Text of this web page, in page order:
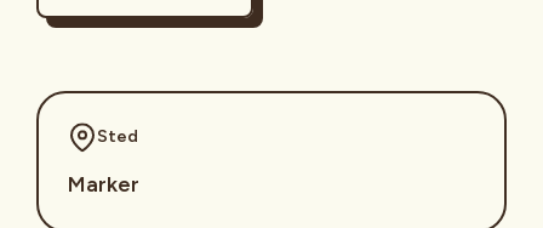
Sted
Marker